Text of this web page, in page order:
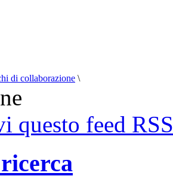
di collaborazione \
questo feed RSS